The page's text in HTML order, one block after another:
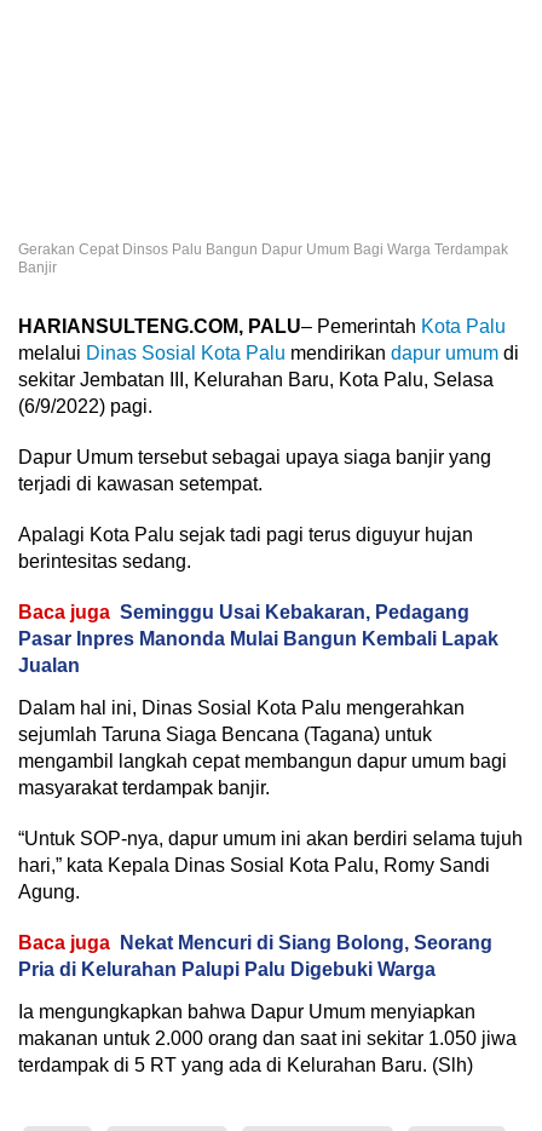
Gerakan Cepat Dinsos Palu Bangun Dapur Umum Bagi Warga Terdampak
Banjir
HARIANSULTENG.COM, PALU– Pemerintah Kota Palu
melalui Dinas Sosial Kota Palu mendirikan dapur umum di
sekitar Jembatan III, Kelurahan Baru, Kota Palu, Selasa
(6/9/2022) pagi.
Dapur Umum tersebut sebagai upaya siaga banjir yang
terjadi di kawasan setempat.
Apalagi Kota Palu sejak tadi pagi terus diguyur hujan
berintesitas sedang.
Baca juga Seminggu Usai Kebakaran, Pedagang
Pasar Inpres Manonda Mulai Bangun Kembali Lapak
Jualan
Dalam hal ini, Dinas Sosial Kota Palu mengerahkan
sejumlah Taruna Siaga Bencana (Tagana) untuk
mengambil langkah cepat membangun dapur umum bagi
masyarakat terdampak banjir.
“Untuk SOP-nya, dapur umum ini akan berdiri selama tujuh
hari,” kata Kepala Dinas Sosial Kota Palu, Romy Sandi
Agung.
Baca juga
Nekat Mencuri di Siang Bolong, Seorang
Pria di Kelurahan Palupi Palu Digebuki Warga
Ia mengungkapkan bahwa Dapur Umum menyiapkan
makanan untuk 2.000 orang dan saat ini sekitar 1.050 jiwa
terdampak di 5 RT yang ada di Kelurahan Baru. (Slh)